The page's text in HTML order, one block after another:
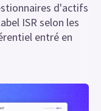
d'actifs
ISR selon les
entré en